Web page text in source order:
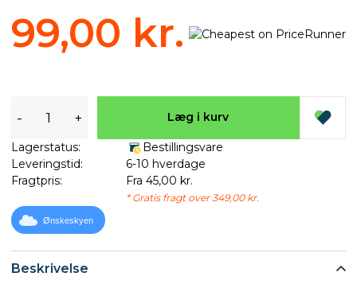
Beskrivelse
99,00 kr.
- + Læg i kurv
Lagerstatus:
Bestillingsvare
Leveringstid:
6-10 hverdage
Fragtpris:
Fra 45,00 kr.
* Gratis fragt over 349,00 kr.
Ønskeskyen